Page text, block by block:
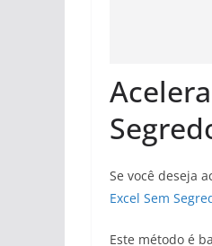
Se você deseja
Excel Sem
Este método é